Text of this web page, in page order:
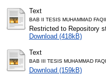
Text
BAB II TESIS MUHAMMAD
Restricted to Repository
Download (418kB)
Text
BAB III TESIS MUHAMMAD
Download (159kB)